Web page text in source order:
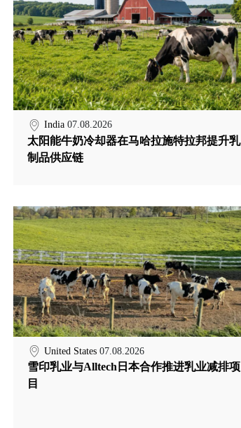
India 07.08.2026
太阳能牛奶冷却器在马哈拉施特拉邦提升乳
制品供应链
United States 07.08.2026
雪印乳业与Alltech日本合作推进乳业减排项
目